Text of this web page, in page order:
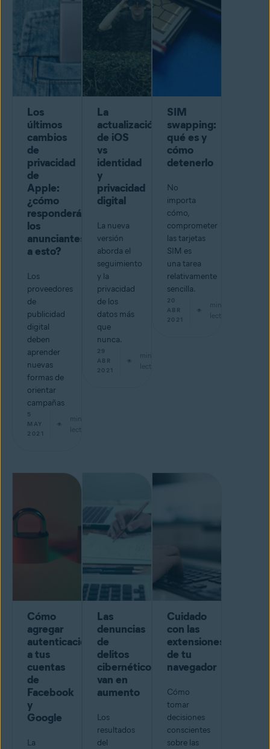
Los
últimos
cambios
de
privacidad
de
Apple:
¿cómo
responderán
los
anunciantes
a esto?
Los
proveedores
de
publicidad
digital
deben
aprender
nuevas
formas de
orientar
campañas
5
MAY
2021
min de
lectura
La
actualización
de iOS
vs
identidad
y
privacidad
digital
La nueva
versión
aborda el
seguimiento
y la
privacidad
de los
datos más
que
nunca.
29
ABR
2021
min de
lectura
SIM
swapping:
qué es y
cómo
detenerlo
No
importa
cómo,
comprometer
las tarjetas
SIM es
una tarea
relativamente
sencilla.
20
ABR
2021
min de
lectura
Cómo
agregar
autenticación
a tus
cuentas
de
Facebook
y
Google
La
Las
denuncias
de
delitos
cibernéticos
van en
aumento
Los
resultados
del
Cuidado
con las
extensiones
de tu
navegador
Cómo
tomar
decisiones
conscientes
sobre las